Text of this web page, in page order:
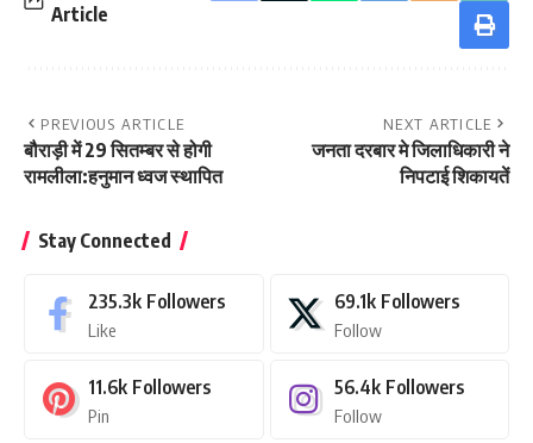
Article
PREVIOUS ARTICLE
बौराड़ी में 29 सितम्बर से होगी
रामलीला:हनुमान ध्वज स्थापित
NEXT ARTICLE
जनता दरबार मे जिलाधिकारी ने
निपटाई शिकायतें
Stay Connected
235.3k Followers
Like
69.1k Followers
Follow
11.6k Followers
Pin
56.4k Followers
Follow